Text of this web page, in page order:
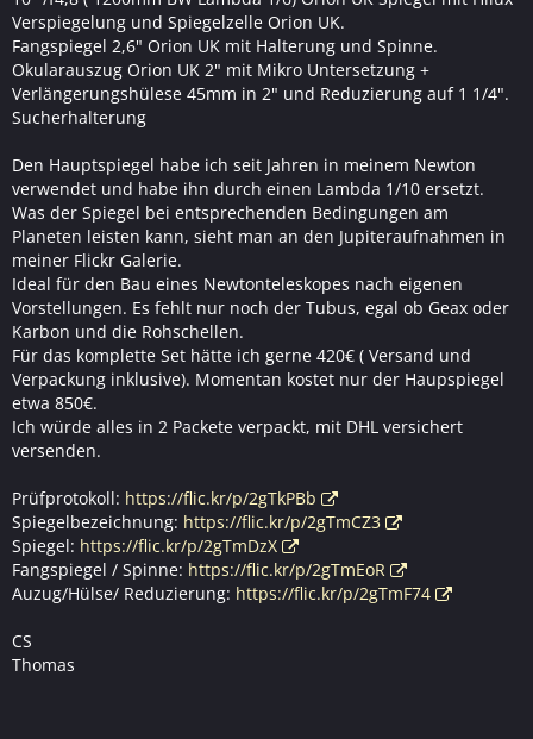
Verspiegelung und Spiegelzelle Orion UK.
Fangspiegel 2,6" Orion UK mit Halterung und Spinne.
Okularauszug Orion UK 2" mit Mikro Untersetzung +
Verlängerungshülese 45mm in 2" und Reduzierung auf 1 1/4".
Sucherhalterung
Den Hauptspiegel habe ich seit Jahren in meinem Newton
verwendet und habe ihn durch einen Lambda 1/10 ersetzt.
Was der Spiegel bei entsprechenden Bedingungen am
Planeten leisten kann, sieht man an den Jupiteraufnahmen in
meiner Flickr Galerie.
Ideal für den Bau eines Newtonteleskopes nach eigenen
Vorstellungen. Es fehlt nur noch der Tubus, egal ob Geax oder
Karbon und die Rohschellen.
Für das komplette Set hätte ich gerne 420€ ( Versand und
Verpackung inklusive). Momentan kostet nur der Haupspiegel
etwa 850€.
Ich würde alles in 2 Packete verpackt, mit DHL versichert
versenden.
Prüfprotokoll: https://flic.kr/p/2gTkPBb
Spiegelbezeichnung: https://flic.kr/p/2gTmCZ3
Spiegel: https://flic.kr/p/2gTmDzX
Fangspiegel / Spinne: https://flic.kr/p/2gTmEoR
Auzug/Hülse/ Reduzierung: https://flic.kr/p/2gTmF74
CS
Thomas